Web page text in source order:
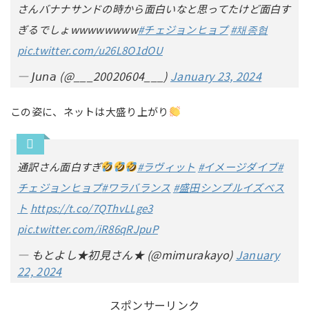
さんバナナサンドの時から面白いなと思ってたけど面白す
ぎるでしょwwwwwwww#チェジョンヒョプ #채종협
pic.twitter.com/u26L8O1dOU
— 𝘑𝘶𝘯𝘢 (@___20020604___) January 23, 2024
この姿に、ネットは大盛り上がり
通訳さん面白すぎ #ラヴィット #イメージダイブ#
チェジョンヒョプ#ワラバランス #盛田シンプルイズベス
ト https://t.co/7QThvLLge3
pic.twitter.com/iR86qRJpuP
— もとよし★初見さん★ (@mimurakayo) January
22, 2024
スポンサーリンク